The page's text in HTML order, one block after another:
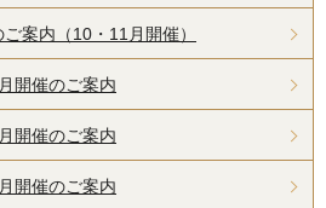
案内（10・11月開催）
開催のご案内
開催のご案内
開催のご案内